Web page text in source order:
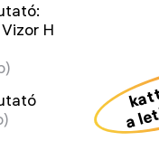
H
a